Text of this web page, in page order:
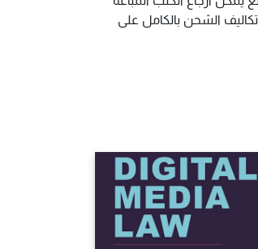
الشحن بالكامل على